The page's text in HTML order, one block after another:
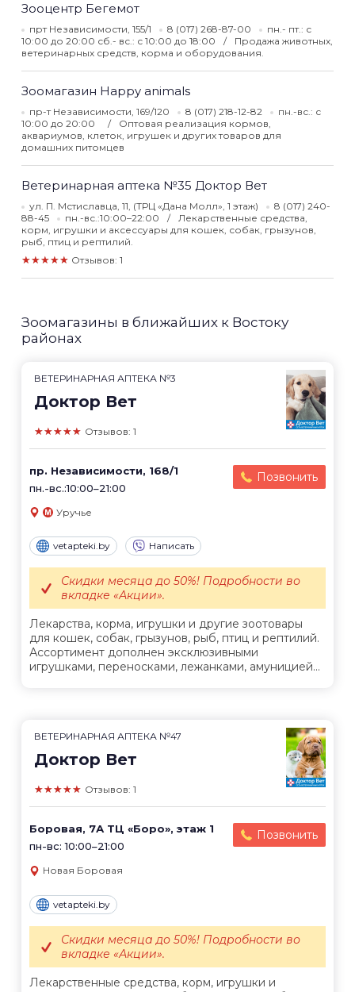
Зооцентр Бегемот
прт Независимости, 155/1 8 (017) 268-87-00
пн.- пт.: с
10:00 до 20:00 сб.- вс.: с 10:00 до 18:00
Продажа животных,
ветеринарных средств, корма и оборудования.
Зоомагазин Happy animals
пр-т Независимости, 169/120 8 (017) 218-12-82
пн.-вс.: с
10:00 до 20:00
Оптовая реализация кормов,
аквариумов, клеток, игрушек и других товаров для
домашних питомцев
Ветеринарная аптека №35 Доктор Вет
ул. П. Мстиславца, 11, (ТРЦ «Дана Молл», 1 этаж)
8 (017) 240-
88-45
пн.-вс.:10:00–22:00
Лекарственные средства,
корм, игрушки и аксессуары для кошек, собак, грызунов,
рыб, птиц и рептилий.
★★★★★ Отзывов: 1
Зоомагазины в ближайших к Востоку
районах
ВЕТЕРИНАРНАЯ АПТЕКА №3
Доктор Вет
★★★★★ Отзывов: 1
пр. Независимости, 168/1
пн.-вс.:10:00–21:00
Позвонить
Уручье
vetapteki.by Написать
Лекарства, корма, игрушки и другие зоотовары
для кошек, собак, грызунов, рыб, птиц и рептилий.
Ассортимент дополнен эксклюзивными
игрушками, переносками, лежанками, амуницией...
Скидки месяца до 50%! Подробности во
вкладке «Акции».
ВЕТЕРИНАРНАЯ АПТЕКА №47
Доктор Вет
★★★★★ Отзывов: 1
Боровая, 7А ТЦ «Боро», этаж 1
пн-вс: 10:00–21:00
Позвонить
Новая Боровая
vetapteki.by
Лекарственные средства, корм, игрушки и
Скидки месяца до 50%! Подробности во
вкладке «Акции».